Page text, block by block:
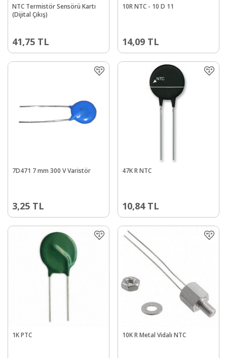
NTC Termistör Sensörü Kartı
(Dijital Çıkış)
41,75 TL
10R NTC - 10 D 11
14,09 TL
7D471 7 mm 300 V Varistör
3,25 TL
47K R NTC
10,84TL
1K PTC 10K R Metal Vidalı NTC